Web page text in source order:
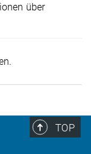
über
TOP